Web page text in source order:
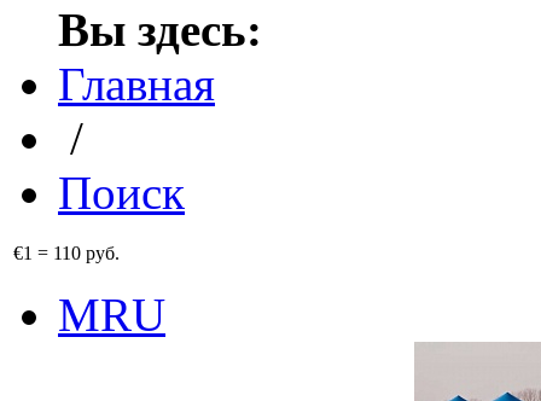
Вы здесь:
Главная
/
Поиск
€1 = 110 руб.
MRU